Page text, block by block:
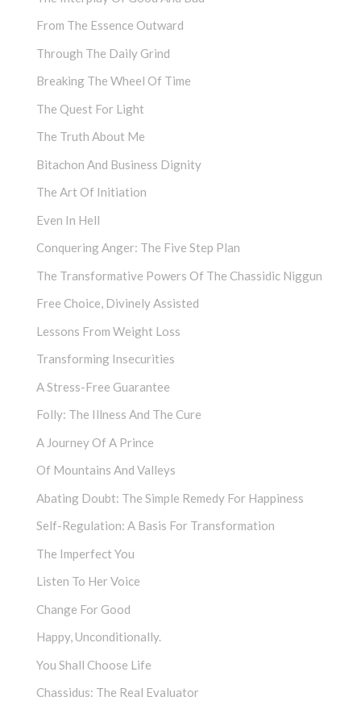
From The Essence Outward
Through The Daily Grind
Breaking The Wheel Of Time
The Quest For Light
The Truth About Me
Bitachon And Business Dignity
The Art Of Initiation
Even In Hell
Conquering Anger: The Five Step Plan
The Transformative Powers Of The Chassidic Niggun
Free Choice, Divinely Assisted
Lessons From Weight Loss
Transforming Insecurities
A Stress-Free Guarantee
Folly: The Illness And The Cure
A Journey Of A Prince
Of Mountains And Valleys
Abating Doubt: The Simple Remedy For Happiness
Self-Regulation: A Basis For Transformation
The Imperfect You
Listen To Her Voice
Change For Good
Happy, Unconditionally.
You Shall Choose Life
Chassidus: The Real Evaluator